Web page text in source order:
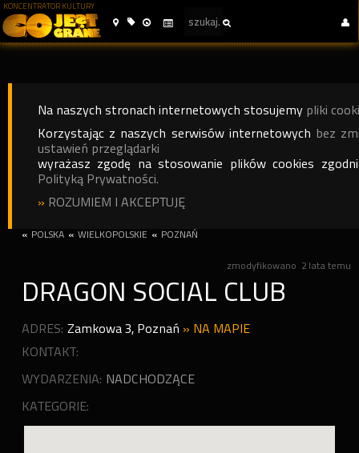
KONCENTRATOR KULTURY
Na naszych stronach internetowych stosujemy pliki
Korzystając z naszych serwisów internetowych bez
ustawień przeglądarki
wyrażasz zgodę na stosowanie plików cookies
Polityką Prywatności.
» ROZUMIEM I AKCEPTUJĘ
« POLSKA « WIELKOPOLSKIE « POZNAŃ
zmodyfikowano 2 lata temu
DRAGON SOCIAL CLUB
ADRES: Zamkowa 3, Poznań » NA MAPIE
KONTAKT:
WYDARZENIA: NADCHODZĄCE
KATEGORIE: